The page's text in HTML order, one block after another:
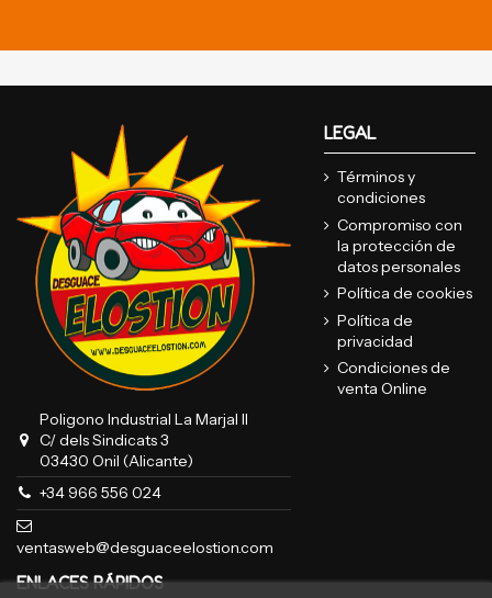
Poligono Industrial La Marjal II
C/ dels Sindicats 3
03430 Onil (Alicante)
+34 966 556 024
ventasweb@desguaceelostion.com
LEGAL
Términos y
condiciones
Compromiso con
la protección de
datos personales
Política de cookies
Política de
privacidad
Condiciones de
venta Online
ENLACES RÁPIDOS